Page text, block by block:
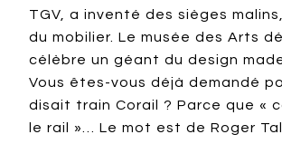
TGV, a inventé des sièges
du mobilier. Le musée des Arts
célèbre un géant du design
Vous êtes-vous déjà demandé
disait train Corail ? Parce que «
le rail »… Le mot est de Roger